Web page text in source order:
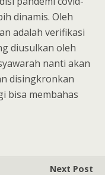
dinamis. Oleh
adalah verifikasi
diusulkan oleh
nanti akan
disingkronkan
bisa membahas
Next Post